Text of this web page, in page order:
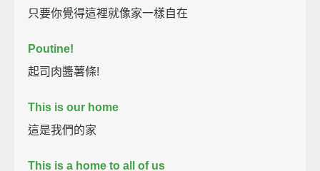
只要你覺得這裡就像家一樣自在
Poutine!
起司肉醬薯條!
This is our home
這是我們的家
This is a home to all of us